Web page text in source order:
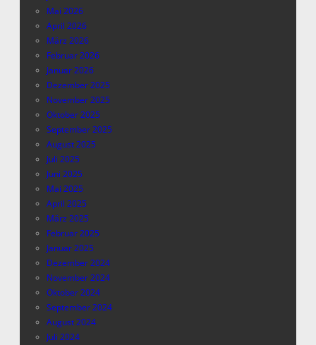
Mai 2026
April 2026
März 2026
Februar 2026
Januar 2026
Dezember 2025
November 2025
Oktober 2025
September 2025
August 2025
Juli 2025
Juni 2025
Mai 2025
April 2025
März 2025
Februar 2025
Januar 2025
Dezember 2024
November 2024
Oktober 2024
September 2024
August 2024
Juli 2024